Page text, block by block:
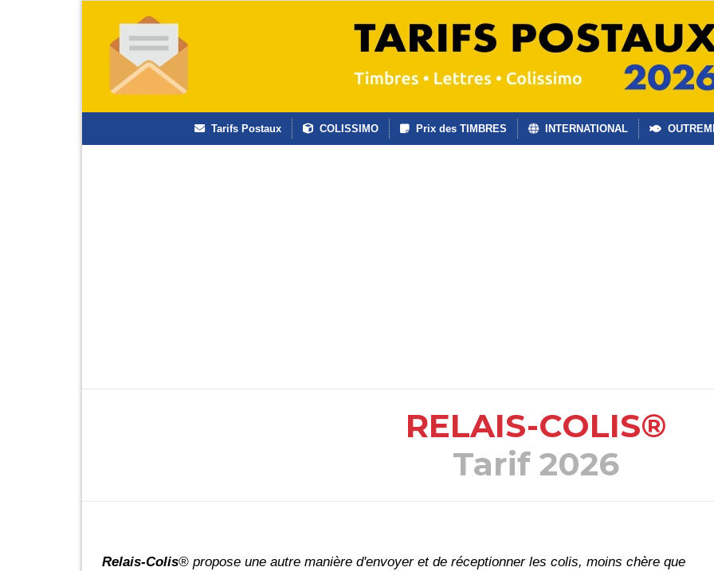
Tarifs Postaux COLISSIMO Prix des TIMBRES INTERNATIONAL
RELAIS-COLIS®
Tarif 2026
Relais-Colis® propose une autre manière d'envoyer et de réceptionner les colis, moins chère que